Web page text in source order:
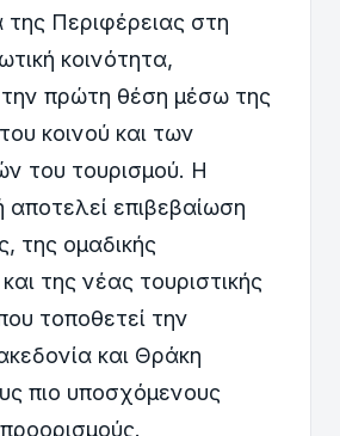
της Περιφέρειας στη
κοινότητα,
πρώτη θέση μέσω της
κοινού και των
του τουρισμού. Η
αποτελεί επιβεβαίωση
της ομαδικής
της νέας τουριστικής
τοποθετεί την
και Θράκη
πιο υποσχόμενους